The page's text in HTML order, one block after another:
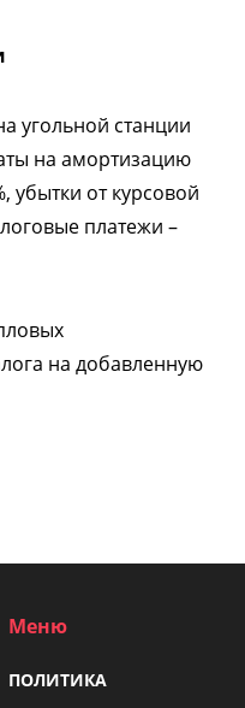
угольной станции
на амортизацию
убытки от курсовой
платежи –
на добавленную
Меню
ПОЛИТИКА